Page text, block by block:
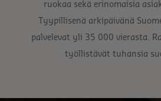
ruokaa sekä erinomaisia
Tyypillisenä arkipäivänä
palvelevat yli 35 000 vierasta.
työllistävät tuhansia